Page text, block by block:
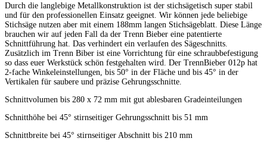
Durch die langlebige Metallkonstruktion ist der stichsägetisch super stabil
und für den professionellen Einsatz geeignet. Wir können jede beliebige
Stichsäge nutzen aber mit einem 188mm langen Stichsägeblatt. Diese Länge
brauchen wir auf jeden Fall da der Trenn Bieber eine patentierte
Schnittführung hat. Das verhindert ein verlaufen des Sägeschnitts.
Zusätzlich im Trenn Biber ist eine Vorrichtung für eine schraubbefestigung
so dass euer Werkstück schön festgehalten wird. Der TrennBieber 012p hat
2-fache Winkeleinstellungen, bis 50° in der Fläche und bis 45° in der
Vertikalen für saubere und präzise Gehrungsschnitte.
Schnittvolumen bis 280 x 72 mm mit gut ablesbaren Gradeinteilungen
Schnitthöhe bei 45° stirnseitiger Gehrungsschnitt bis 51 mm
Schnittbreite bei 45° stirnseitiger Abschnitt bis 210 mm